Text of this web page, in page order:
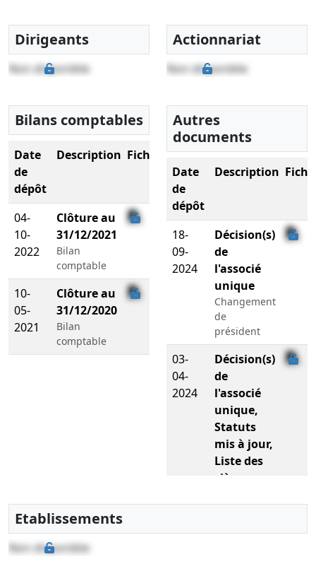
Dirigeants
Non disponible
Actionnariat
Non disponible
Bilans comptables
Date
de
dépôt
Description Fichier
04-
10-
2022
Clôture au
31/12/2021
Bilan
comptable
10-
05-
2021
Clôture au
31/12/2020
Bilan
comptable
Autres
documents
Date
de
dépôt
Description
18-
09-
2024
Décision(s)
de
l'associé
unique
Changement
de
président
03-
04-
2024
Décision(s)
de
l'associé
unique,
Statuts
mis à jour,
Liste des
sièges
Etablissements
Non disponible